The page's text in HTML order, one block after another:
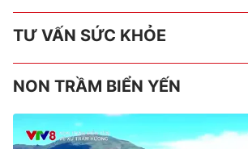
TƯ VẤN SỨC KHỎE
NON TRẦM BIỂN YẾN